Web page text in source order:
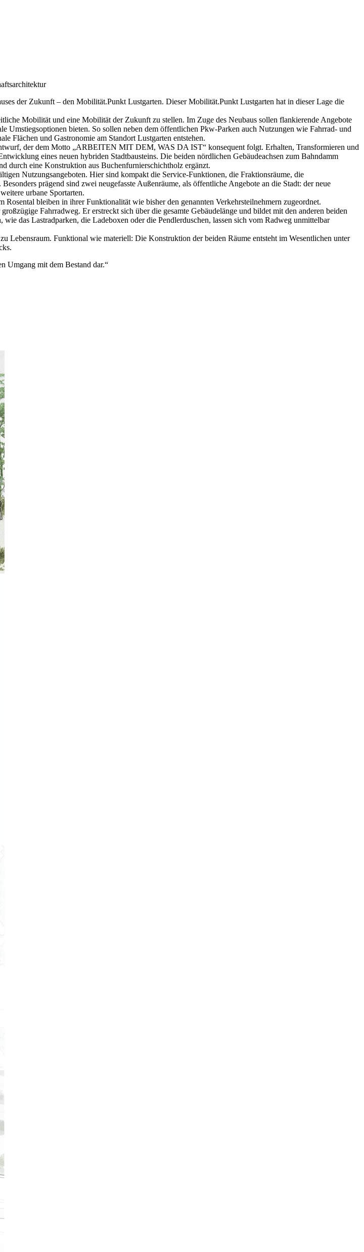
der Zukunft – den Mobilität.Punkt Lustgarten. Dieser Mobilität.Punkt Lustgarten hat in dieser Lage die
Mobilität und eine Mobilität der Zukunft zu stellen. Im Zuge des Neubaus sollen flankierende Angebote
bieten. So sollen neben dem öffentlichen Pkw-Parken auch Nutzungen wie Fahrrad- und
Flächen und Gastronomie am Standort Lustgarten entstehen.
der dem Motto „ARBEITEN MIT DEM, WAS DA IST“ konsequent folgt. Erhalten, Transformieren und
eines neuen hybriden Stadtbausteins. Die beiden nördlichen Gebäudeachsen zum Bahndamm
durch eine Konstruktion aus Buchenfurnierschichtholz ergänzt.
Nutzungsangeboten. Hier sind kompakt die Service-Funktionen, die Fraktionsräume, die
prägend sind zwei neugefasste Außenräume, als öffentliche Angebote an die Stadt: der neue
urbane Sportarten.
bleiben in ihrer Funktionalität wie bisher den genannten Verkehrsteilnehmern zugeordnet.
Fahrradweg. Er erstreckt sich über die gesamte Gebäudelänge und bildet mit den anderen beiden
das Lastradparken, die Ladeboxen oder die Pendlerduschen, lassen sich vom Radweg unmittelbar
Lebensraum. Funktional wie materiell: Die Konstruktion der beiden Räume entsteht im Wesentlichen unter
Umgang mit dem Bestand dar.“